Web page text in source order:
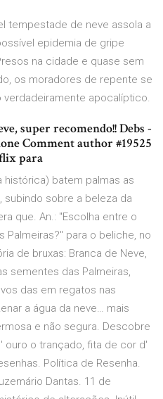
tempestade de neve assola a
epidemia de gripe
na cidade e quase sem
os moradores de repente se
apocalíptico.
super recomendo!! Debs -
Comment author #19525
para
histórica) batem palmas as
subindo sobre a beleza da
que. An.: "Escolha entre o
Palmeiras?" para o beliche, no
de bruxas: Branca de Neve,
sementes das Palmeiras,
das em regatos nas
a água da neve… mais
e não segura. Descobre
ouro o trançado, fita de cor d'
Política de Resenha.
Dantas. 11 de